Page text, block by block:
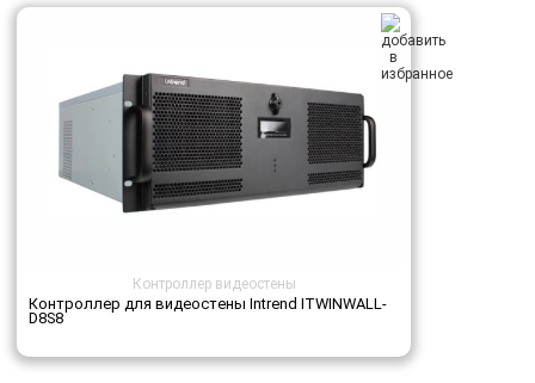
Контроллер видеостены
Контроллер для видеостены Intrend ITWINWALL-
D8S8